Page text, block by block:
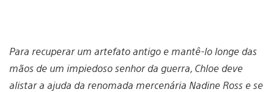
Para recuperar um artefato antigo e mantê-lo longe das
mãos de um impiedoso senhor da guerra, Chloe deve
alistar a ajuda da renomada mercenária Nadine Ross e se